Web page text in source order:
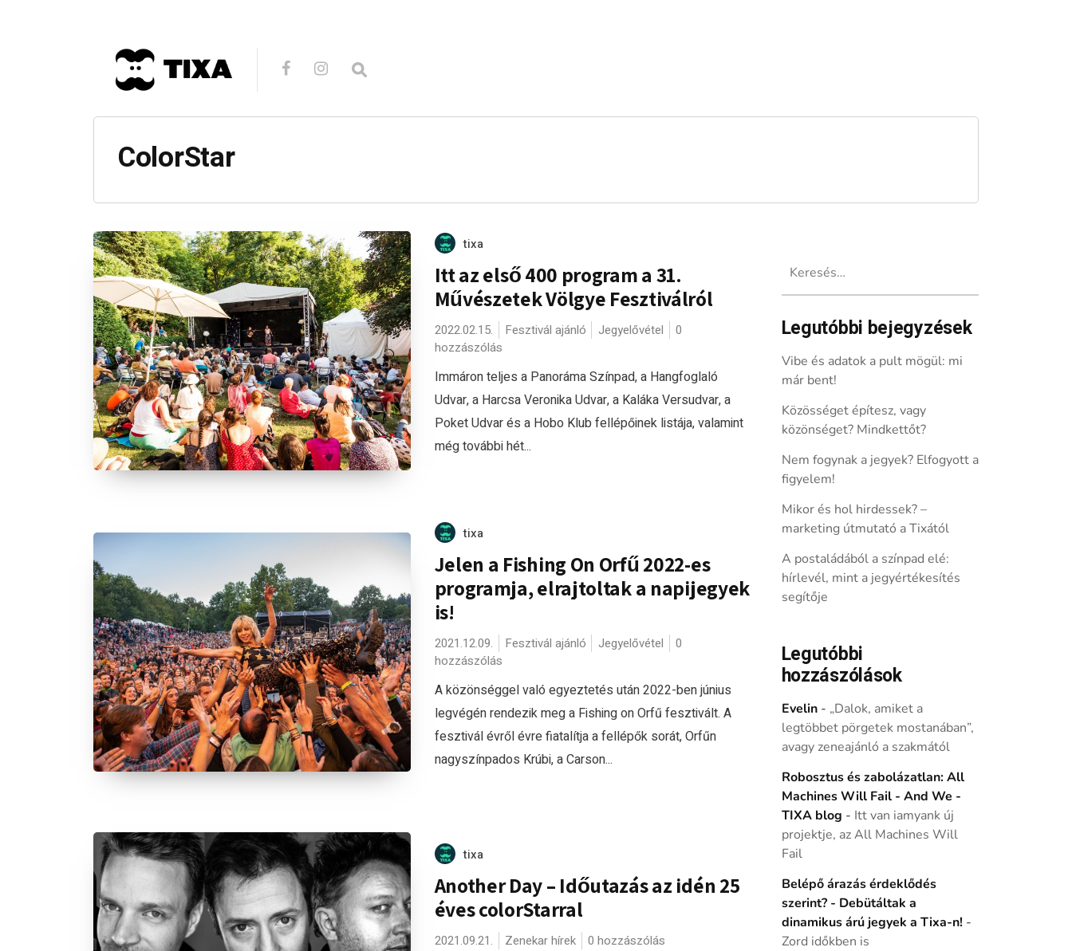
ColorStar
tixa
Itt az első 400 program a 31.
Művészetek Völgye Fesztiválról
2022.02.15. Fesztivál ajánló Jegyelővétel
0
hozzászólás
Immáron teljes a Panoráma Színpad, a Hangfoglaló
Udvar, a Harcsa Veronika Udvar, a Kaláka Versudvar, a
Poket Udvar és a Hobo Klub fellépőinek listája, valamint
még további hét...
tixa
Jelen a Fishing On Orfű 2022-es
programja, elrajtoltak a napijegyek
is!
2021.12.09. Fesztivál ajánló Jegyelővétel
0
hozzászólás
A közönséggel való egyeztetés után 2022-ben június
legvégén rendezik meg a Fishing on Orfű fesztivált. A
fesztivál évről évre fiatalítja a fellépők sorát, Orfűn
nagyszínpados Krúbi, a Carson...
tixa
Another Day – Időutazás az idén 25
éves colorStarral
2021.09.21. Zenekar hírek 0 hozzászólás
Legutóbbi bejegyzések
Vibe és adatok a pult mögül: mi
már bent!
Közösséget építesz, vagy
közönséget? Mindkettőt?
Nem fogynak a jegyek? Elfogyott a
figyelem!
Mikor és hol hirdessek? –
marketing útmutató a Tixától
A postaládából a színpad elé:
hírlevél, mint a jegyértékesítés
segítője
Legutóbbi
hozzászólások
Evelin- „Dalok, amiket a
legtöbbet pörgetek mostanában”,
avagy zeneajánló a szakmától
Robosztus és zabolázatlan: All
Machines Will Fail - And We -
TIXA blog - Itt van iamyank új
projektje, az All Machines Will
Fail
Belépő árazás érdeklődés
szerint? - Debütáltak a
dinamikus árú jegyek a Tixa-n! -
Zord időkben is